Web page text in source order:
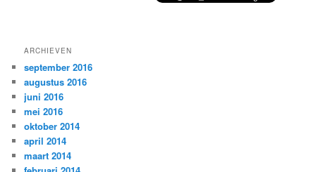
ARCHIEVEN
september 2016
augustus 2016
juni 2016
mei 2016
oktober 2014
april 2014
maart 2014